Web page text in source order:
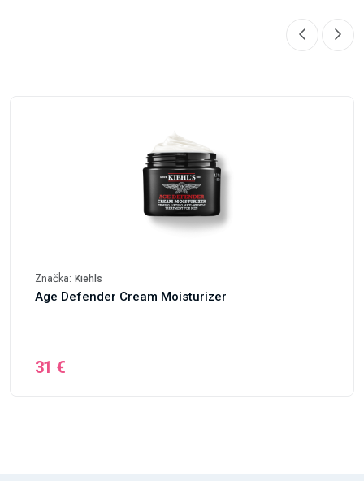
Značka: Kiehls
Age Defender Cream Moisturizer
31 €